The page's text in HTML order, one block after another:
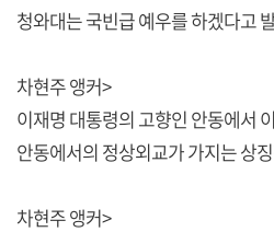
청와대는 국빈급 예우를 하겠다고
차현주 앵커>
이재명 대통령의 고향인 안동에서
안동에서의 정상외교가 가지는 상
차현주 앵커>